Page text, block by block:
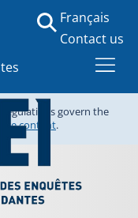
Français
Contact us
govern the
content.